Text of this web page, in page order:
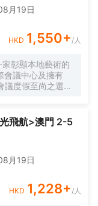
表演場地欣賞精彩
月19日
HKD 1,550+/人
彰顯本地藝術的
會議中心及擁有
度假至尚之選。
達仕
澳門增添了一抹
彩的中葡文化傳
，並以新鮮本地
及休閒旅遊賓客
飛航>澳門 2-5
月19日
HKD 1,228+/人